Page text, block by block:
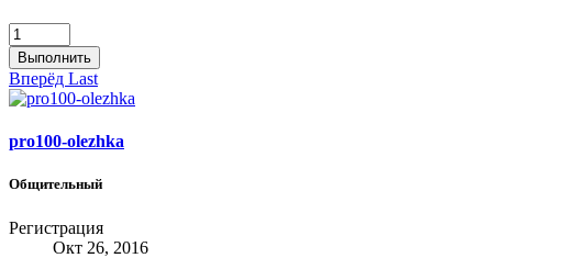
Выполнить
Вперёд Last
pro100-olezhka
Общительный
Регистрация
Окт 26, 2016